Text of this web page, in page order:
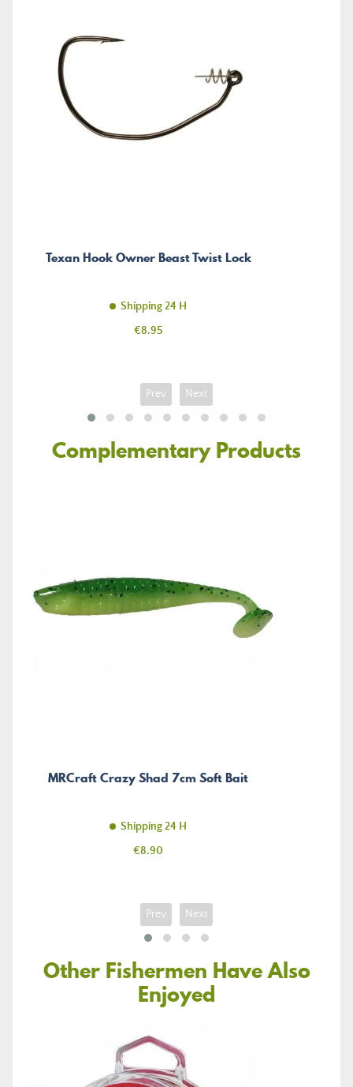
Texan Hook Owner Beast Twist Lock
Shipping 24 H
Price
€8.95
Prev Next
Complementary Products
MRCraft Crazy Shad 7cm Soft Bait
Shipping 24 H
Price
€8.90
Prev Next
Other Fishermen Have Also
Enjoyed